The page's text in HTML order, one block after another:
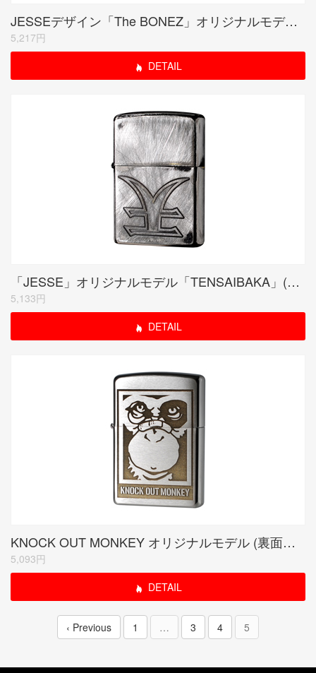
JESSEデザイン「The BONEZ」オリジナルモデル(受注限定品)
5,217円
DETAIL
「JESSE」オリジナルモデル「TENSAIBAKA」(受注生産限定品)
5,133円
DETAIL
KNOCK OUT MONKEY オリジナルモデル (裏面シリアルナンバー入り)
5,093円
DETAIL
‹ Previous 1 … 3 4 5